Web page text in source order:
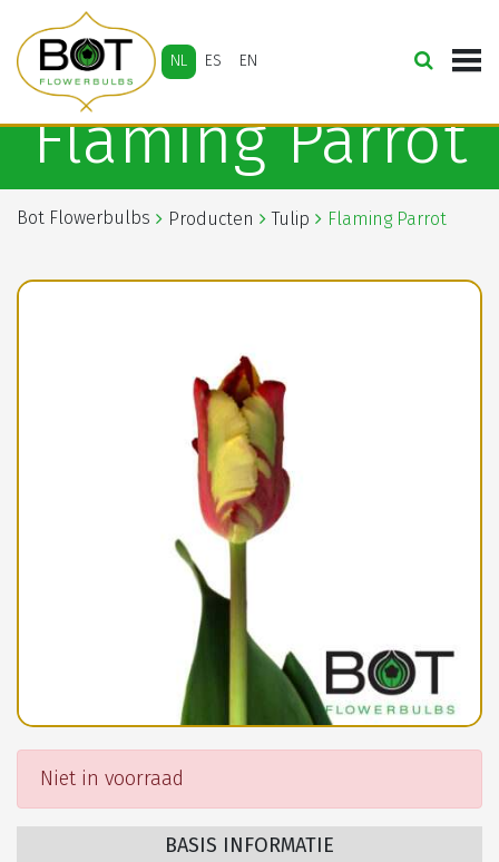
NL ES EN
Flaming Parrot
Bot Flowerbulbs Producten Tulip Flaming Parrot
Niet in voorraad
BASIS INFORMATIE